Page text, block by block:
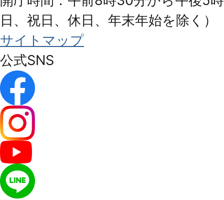
日、祝日、休日、年末年始を除く）
サイトマップ
公式SNS